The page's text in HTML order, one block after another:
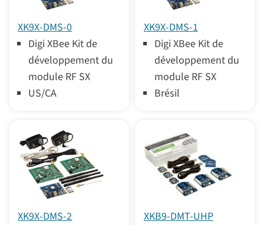
XK9X-DMS-0
Digi XBee Kit de
développement du
module RF SX
US/CA
XK9X-DMS-1
Digi XBee Kit de
développement du
module RF SX
Brésil
XK9X-DMS-2 XKB9-DMT-UHP